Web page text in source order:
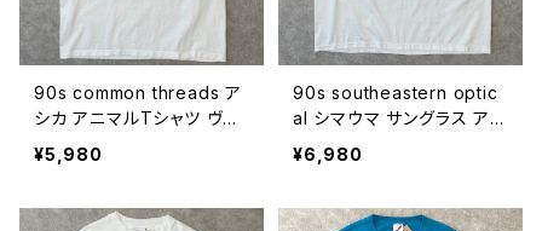
90s common threads ア
シカ アニマルTシャツ ヴィ
ンテージ 動物 シングルステ
ッチ 古着 海 アート 白 ホワ
26080616
¥5,980
90s southeastern optic
al シマウマ サングラス アニ
マルTシャツ 動物 企業 ヴィ
ンテージ 古着 白 ホワイト
080615
¥6,980